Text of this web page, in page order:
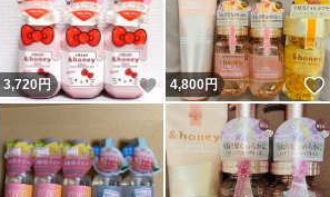
いいね！
3,720円 いいね！
4,800円